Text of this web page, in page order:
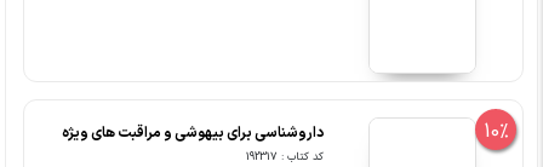
10% داروشناسی برای بیهوشی و مراقبت های ویژه
کد کتاب : 192317